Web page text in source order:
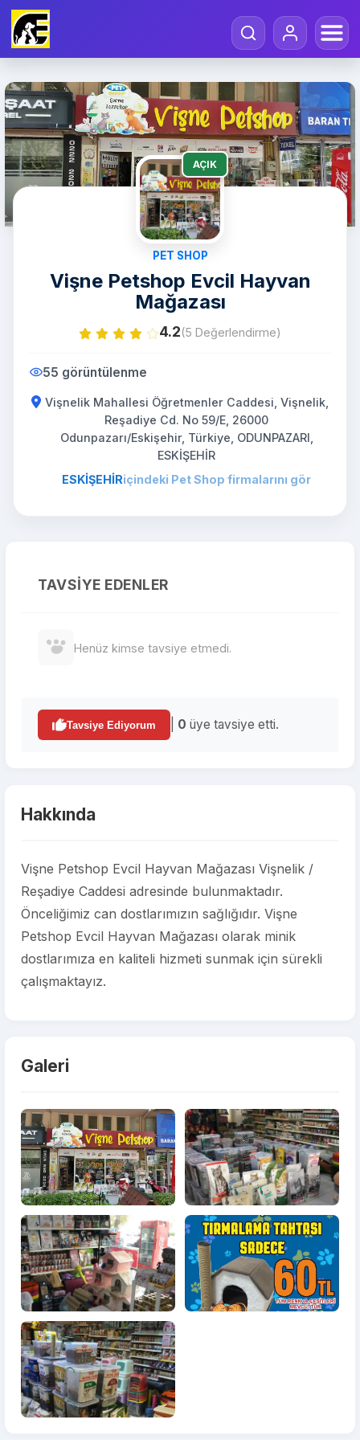
AÇIK
PET SHOP
Vişne Petshop Evcil Hayvan
Mağazası
4.2(5 Değerlendirme)
55 görüntülenme
Vişnelik Mahallesi Öğretmenler Caddesi, Vişnelik,
Reşadiye Cd. No 59/E, 26000
Odunpazarı/Eskişehir, Türkiye, ODUNPAZARI,
ESKİŞEHİR
ESKİŞEHİRiçindeki Pet Shop firmalarını gör
TAVSIYE EDENLER
Henüz kimse tavsiye etmedi.
Tavsiye Ediyorum 0 üye tavsiye etti.
Hakkında
Vişne Petshop Evcil Hayvan Mağazası Vişnelik /
Reşadiye Caddesi adresinde bulunmaktadır.
Önceliğimiz can dostlarımızın sağlığıdır. Vişne
Petshop Evcil Hayvan Mağazası olarak minik
dostlarımıza en kaliteli hizmeti sunmak için sürekli
çalışmaktayız.
Galeri